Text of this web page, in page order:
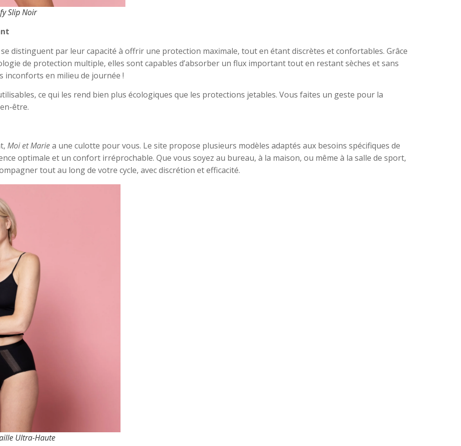
Slip Noir
se distinguent par leur capacité à offrir une protection maximale, tout en étant discrètes et confortables. Grâce
de protection multiple, elles sont capables d’absorber un flux important tout en restant sèches et sans
inconforts en milieu de journée !
ce qui les rend bien plus écologiques que les protections jetables. Vous faites un geste pour la
être.
Moi et Mariea une culotte pour vous. Le site propose plusieurs modèles adaptés aux besoins spécifiques de
optimale et un confort irréprochable. Que vous soyez au bureau, à la maison, ou même à la salle de sport,
tout au long de votre cycle, avec discrétion et efficacité.
Ultra-Haute